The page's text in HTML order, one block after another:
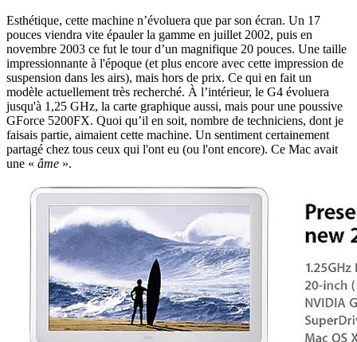
Esthétique, cette machine n’évoluera que par son écran. Un 17
pouces viendra vite épauler la gamme en juillet 2002, puis en
novembre 2003 ce fut le tour d’un magnifique 20 pouces. Une taille
impressionnante à l'époque (et plus encore avec cette impression de
suspension dans les airs), mais hors de prix. Ce qui en fait un
modèle actuellement très recherché. À l’intérieur, le G4 évoluera
jusqu'à 1,25 GHz, la carte graphique aussi, mais pour une poussive
GForce 5200FX. Quoi qu’il en soit, nombre de techniciens, dont je
faisais partie, aimaient cette machine. Un sentiment certainement
partagé chez tous ceux qui l'ont eu (ou l'ont encore). Ce Mac avait
une « âme ».